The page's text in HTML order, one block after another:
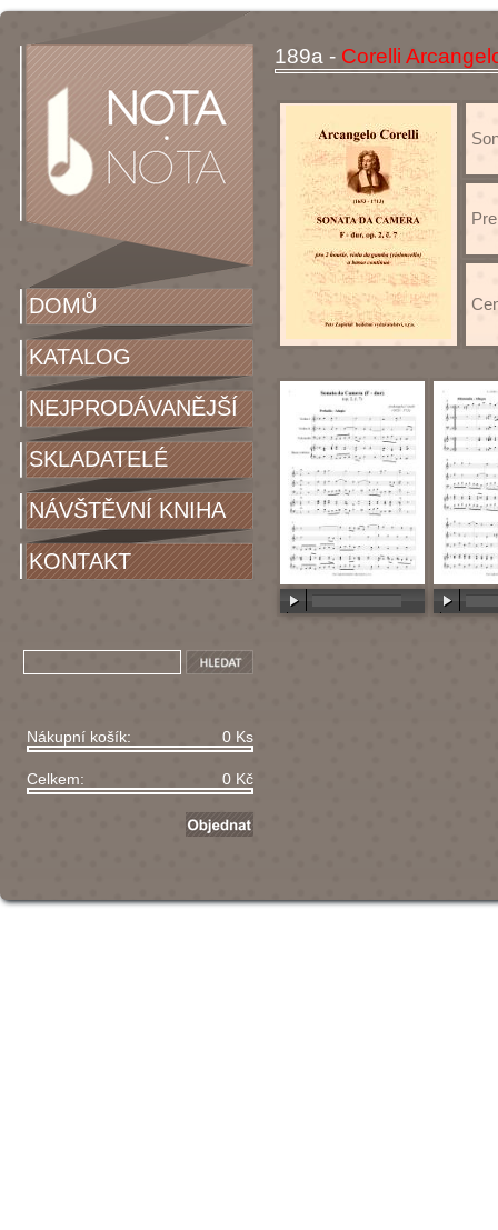
DOMŮ
KATALOG
NEJPRODÁVANĚJŠÍ
SKLADATELÉ
NÁVŠTĚVNÍ KNIHA
KONTAKT
Nákupní košík: 0 Ks
Celkem: 0 Kč
189a - Corelli